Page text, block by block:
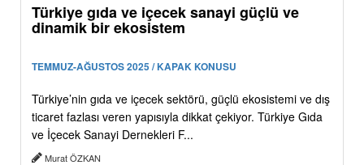
Türkiye gıda ve içecek sanayi güçlü ve
dinamik bir ekosistem
TEMMUZ-AĞUSTOS 2025 / KAPAK KONUSU
Türkiye’nin gıda ve içecek sektörü, güçlü ekosistemi ve dış
ticaret fazlası veren yapısıyla dikkat çekiyor. Türkiye Gıda
ve İçecek Sanayi Dernekleri F...
Murat ÖZKAN